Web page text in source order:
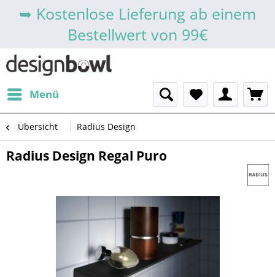
➥ Kostenlose Lieferung ab einem
Bestellwert von 99€
Menü
Übersicht Radius Design
Radius Design Regal Puro